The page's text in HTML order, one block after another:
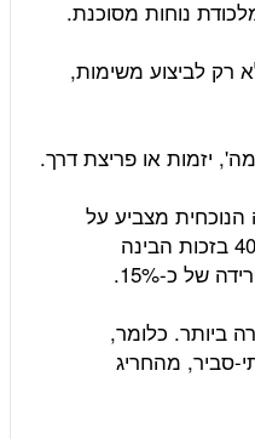
נוחות מסוכנת.
רק לביצוע משימות,
יזמות או פריצת דרך.
מצביע על
תופעה מדאיגה: בעוד שהפרודוקטיביות של העובדים עלתה בכ-40% בזכות הבינה
של כ-15%.
ביותר. כלומר,
סביר, מהחריג